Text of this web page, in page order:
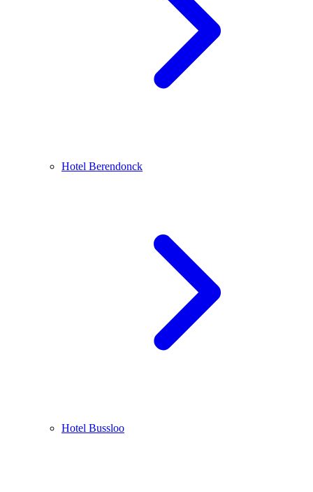
Hotel Berendonck
Hotel Bussloo